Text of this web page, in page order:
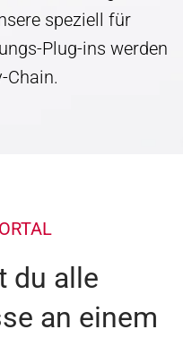
speziell für
Plug-ins werden
Chain.
du alle
an einem